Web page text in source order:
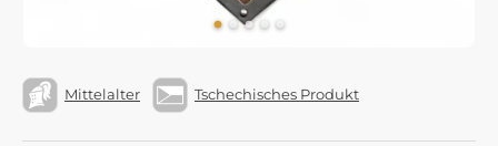
Mittelalter Tschechisches Produkt